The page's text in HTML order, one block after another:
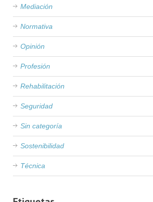
Mediación
Normativa
Opinión
Profesión
Rehabilitación
Seguridad
Sin categoría
Sostenibilidad
Técnica